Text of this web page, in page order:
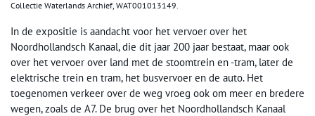
Collectie Waterlands Archief, WAT001013149.
In de expositie is aandacht voor het vervoer over het
Noordhollandsch Kanaal, die dit jaar 200 jaar bestaat, maar ook
over het vervoer over land met de stoomtrein en -tram, later de
elektrische trein en tram, het busvervoer en de auto. Het
toegenomen verkeer over de weg vroeg ook om meer en bredere
wegen, zoals de A7. De brug over het Noordhollandsch Kanaal